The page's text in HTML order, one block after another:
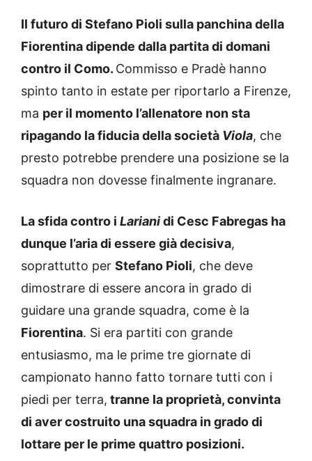
Il futuro di Stefano Pioli sulla panchina della
Fiorentina dipende dalla partita di domani
contro il Como. Commisso e Pradè hanno
spinto tanto in estate per riportarlo a Firenze,
ma per il momento l’allenatore non sta
ripagando la fiducia della società Viola, che
presto potrebbe prendere una posizione se la
squadra non dovesse finalmente ingranare.
La sfida contro i Larianidi Cesc Fabregas ha
dunque l’aria di essere già decisiva,
soprattutto per Stefano Pioli, che deve
dimostrare di essere ancora in grado di
guidare una grande squadra, come è la
Fiorentina. Si era partiti con grande
entusiasmo, ma le prime tre giornate di
campionato hanno fatto tornare tutti con i
piedi per terra, tranne la proprietà, convinta
di aver costruito una squadra in grado di
lottare per le prime quattro posizioni.